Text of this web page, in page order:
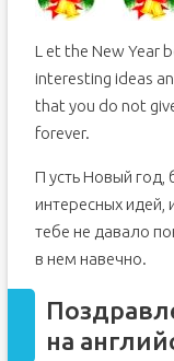
L et the New Year
interesting ideas
that you do not
forever.
П усть Новый год,
интересных идей,
тебе не давало
в нем навечно.
на